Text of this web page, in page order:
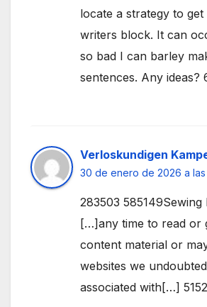
locate a strategy to
writers block. It can
so bad I can barley
sentences. Any ideas?
Verloskundigen
30 de enero de 2026 a las
283503 585149Sewing
[…]any time to read or
content material or
websites we
associated with[…]